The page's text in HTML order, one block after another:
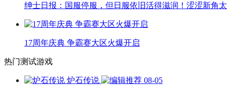
绅士日报：国服停服，但日服依旧活得滋润！涩涩新角
17周年庆典 争霸赛大区火爆开启
热门测试游戏
炉石传说
08-05